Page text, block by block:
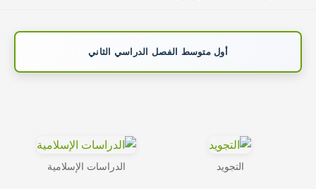
أول متوسط الفصل الدراسي الثاني
التجويد الدراسات الإسلامية